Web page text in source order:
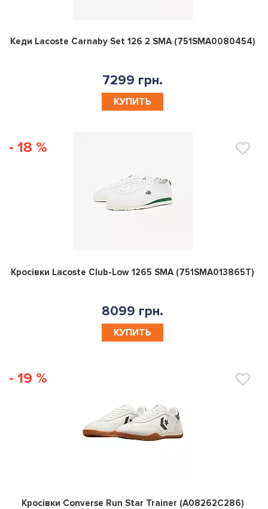
0
Кеди Lacoste Carnaby Set 126 2 SMA (751SMA0080454)
7299 грн.
КУПИТЬ
- 18 %
0
Кросівки Lacoste Club-Low 1265 SMA (751SMA013865T)
8099 грн.
КУПИТЬ
- 19 %
0
Кросівки Converse Run Star Trainer (A08262C286)